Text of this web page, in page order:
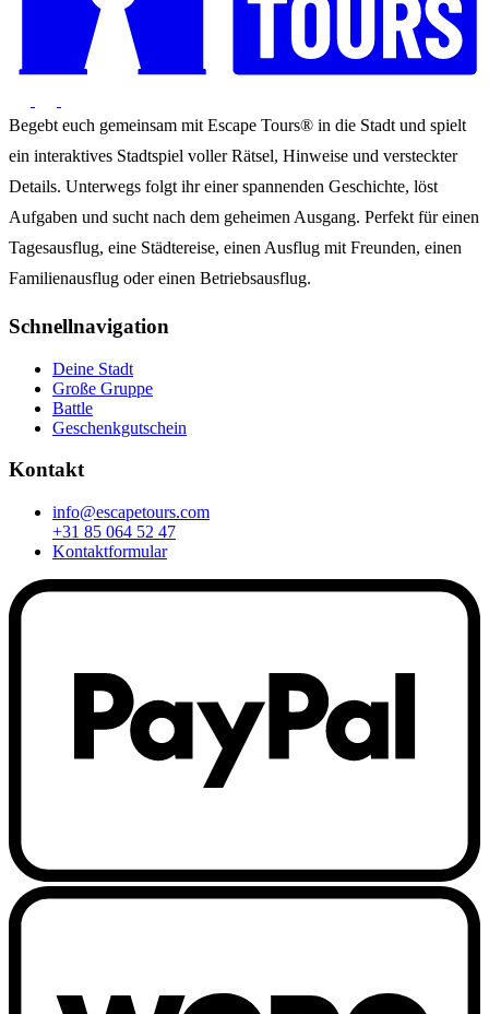
Begebt euch gemeinsam mit Escape Tours® in die Stadt und spielt
ein interaktives Stadtspiel voller Rätsel, Hinweise und versteckter
Details. Unterwegs folgt ihr einer spannenden Geschichte, löst
Aufgaben und sucht nach dem geheimen Ausgang. Perfekt für einen
Tagesausflug, eine Städtereise, einen Ausflug mit Freunden, einen
Familienausflug oder einen Betriebsausflug.
Schnellnavigation
Deine Stadt
Große Gruppe
Battle
Geschenkgutschein
Kontakt
info@escapetours.com
+31 85 064 52 47
Kontaktformular